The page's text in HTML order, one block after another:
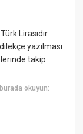
Lirasıdır.
yazılması
takip
okuyun: